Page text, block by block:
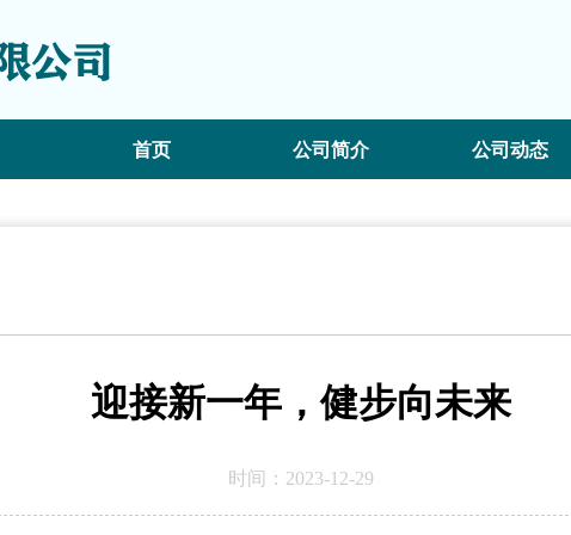
首页 公司简介 公司动态
迎接新一年，健步向未来
时间：2023-12-29